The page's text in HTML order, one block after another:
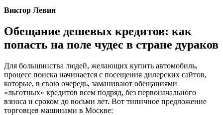
Виктор Левин
Обещание дешевых кредитов: как
попасть на поле чудес в стране дураков
Для большинства людей, желающих купить автомобиль,
процесс поиска начинается с посещения дилерских сайтов,
которые, в свою очередь, заманивают обещаниями
«льготных» кредитов всем подряд, без первоначального
взноса и сроком до восьми лет. Вот типичное предложение
торговцев машинами в Москве: